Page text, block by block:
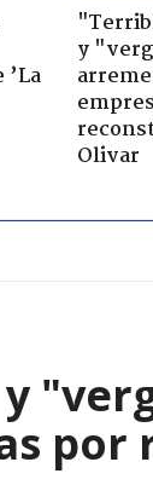
y
Olivar
por